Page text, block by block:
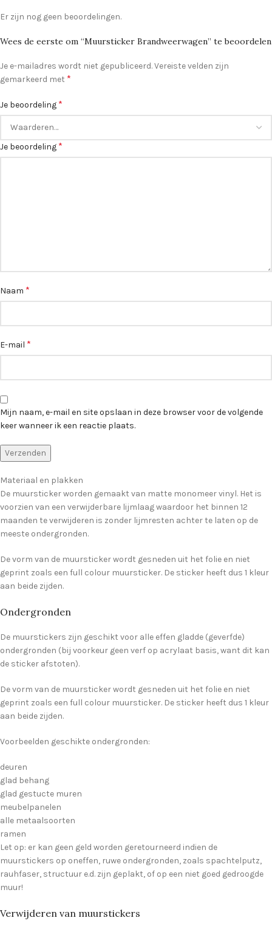
Er zijn nog geen beoordelingen.
Wees de eerste om “Muursticker Brandweerwagen” te beoordelen
Je e-mailadres wordt niet gepubliceerd.Vereiste velden zijn
gemarkeerd met *
Je beoordeling *
Je beoordeling *
Naam *
E-mail *
Mijn naam, e-mail en site opslaan in deze browser voor de volgende
keer wanneer ik een reactie plaats.
Materiaal en plakken
De muursticker worden gemaakt van matte monomeer vinyl. Het is
voorzien van een verwijderbare lijmlaag waardoor het binnen 12
maanden te verwijderen is zonder lijmresten achter te laten op de
meeste ondergronden.
De vorm van de muursticker wordt gesneden uit het folie en niet
geprint zoals een full colour muursticker. De sticker heeft dus 1 kleur
aan beide zijden.
Ondergronden
De muurstickers zijn geschikt voor alle effen gladde (geverfde)
ondergronden (bij voorkeur geen verf op acrylaat basis, want dit kan
de sticker afstoten).
De vorm van de muursticker wordt gesneden uit het folie en niet
geprint zoals een full colour muursticker. De sticker heeft dus 1 kleur
aan beide zijden.
Voorbeelden geschikte ondergronden:
deuren
glad behang
glad gestucte muren
meubelpanelen
alle metaalsoorten
ramen
Let op: er kan geen geld worden geretourneerd indien de
muurstickers op oneffen, ruwe ondergronden, zoals spachtelputz,
rauhfaser, structuur e.d. zijn geplakt, of op een niet goed gedroogde
muur!
Verwijderen van muurstickers